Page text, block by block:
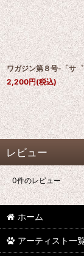
ワガジン第８号-「サ
2,200円(税込)
レビュー
0件のレビュー
ホーム
アーティスト一